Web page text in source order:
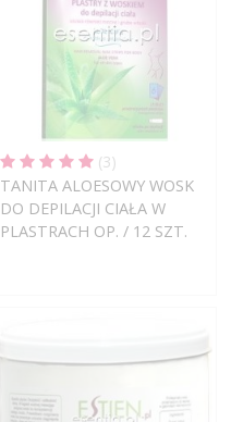
(3)
TANITA ALOESOWY WOSK
DO DEPILACJI CIAŁA W
PLASTRACH OP. / 12 SZT.